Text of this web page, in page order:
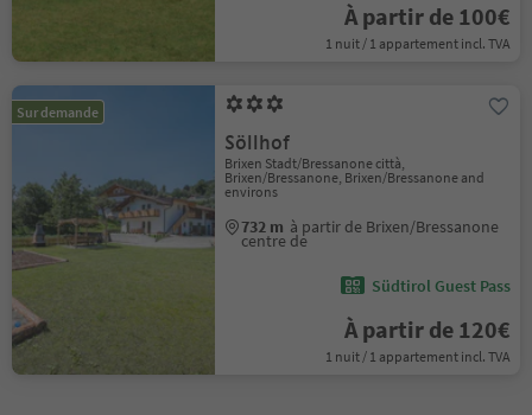
À partir de 100€
1 nuit / 1 appartement incl. TVA
Sur demande
Söllhof
Brixen Stadt/Bressanone città,
Brixen/Bressanone, Brixen/Bressanone and
environs
732 m à partir de Brixen/Bressanone
centre de
Südtirol Guest Pass
À partir de 120€
1 nuit / 1 appartement incl. TVA